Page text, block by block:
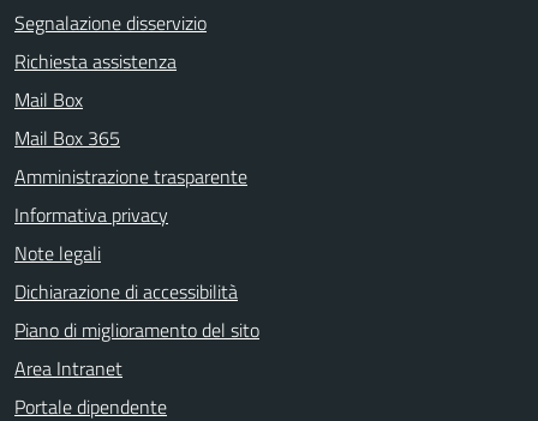
Segnalazione disservizio
Richiesta assistenza
Mail Box
Mail Box 365
Amministrazione trasparente
Informativa privacy
Note legali
Dichiarazione di accessibilità
Piano di miglioramento del sito
Area Intranet
Portale dipendente